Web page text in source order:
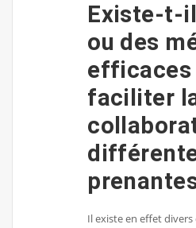
Existe-t-
ou des
efficaces
faciliter
Il existe en effet